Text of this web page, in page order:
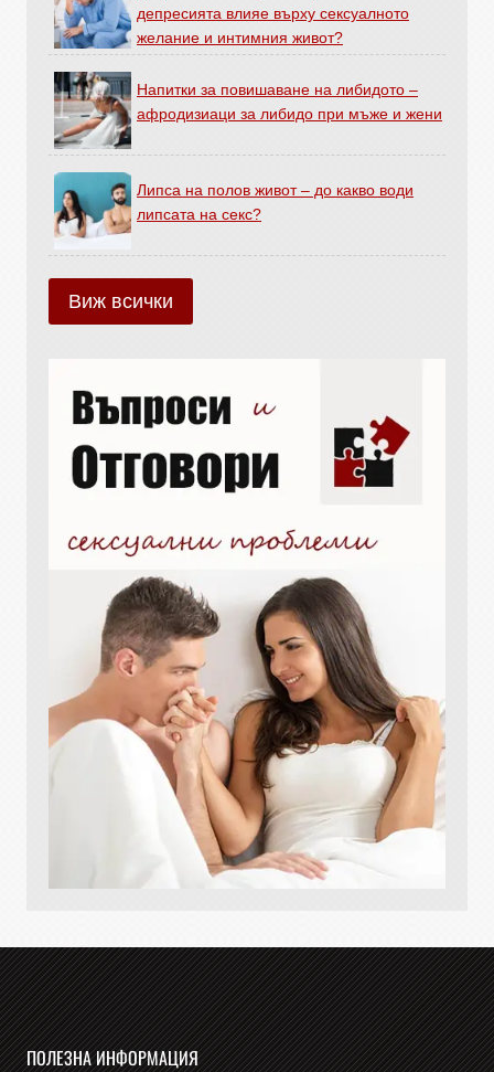
депресията влияе върху сексуалното
желание и интимния живот?
Напитки за повишаване на либидото –
афродизиаци за либидо при мъже и жени
Липса на полов живот – до какво води
липсата на секс?
Виж всички
ПОЛЕЗНА ИНФОРМАЦИЯ